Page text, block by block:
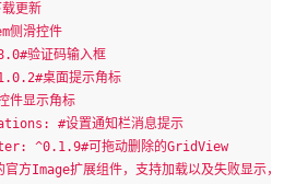
更新
侧滑控件
验证码输入框
桌面提示角标
显示角标
#设置通知栏消息提示
^0.1.9#可拖动删除的GridView
Image扩展组件，支持加载以及失败显示，